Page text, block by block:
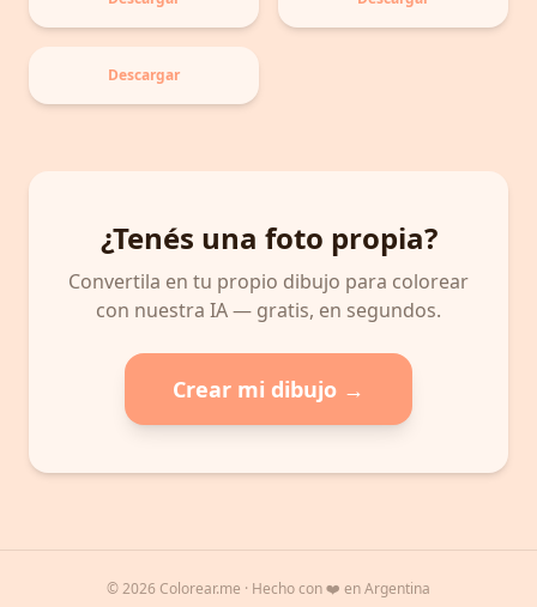
Descargar
¿Tenés una foto propia?
Convertila en tu propio dibujo para colorear
con nuestra IA — gratis, en segundos.
Crear mi dibujo →
©2026 Colorear.me · Hecho con ❤️ en Argentina